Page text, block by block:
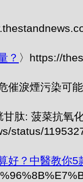
？ 〉https://
催淚煙污染可
甘肽: 菠菜抗
status/
好？中醫教你5